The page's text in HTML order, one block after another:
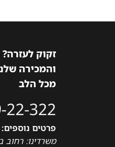
זקוק
והמכירה
מכל הלב
22-322
פרטים נוספים:
משרדינו: רחוב בוסל 1